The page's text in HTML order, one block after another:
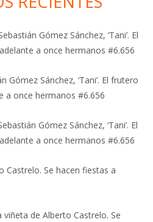
Gómez Sánchez, ‘Tani’. El
a once hermanos #6.656
Gómez Sánchez, ‘Tani’. El frutero
a once hermanos #6.656
Gómez Sánchez, ‘Tani’. El
a once hermanos #6.656
Castrelo. Se hacen fiestas a
viñeta de Alberto Castrelo. Se